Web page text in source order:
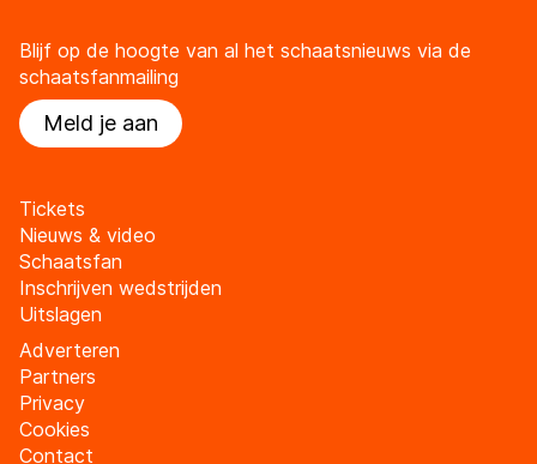
Blijf op de hoogte van al het schaatsnieuws via de
schaatsfanmailing
Meld je aan
Tickets
Nieuws & video
Schaatsfan
Inschrijven wedstrijden
Uitslagen
Adverteren
Partners
Privacy
Cookies
Contact